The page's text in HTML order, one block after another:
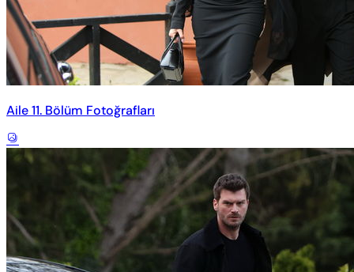
Aile 11. Bölüm Fotoğrafları